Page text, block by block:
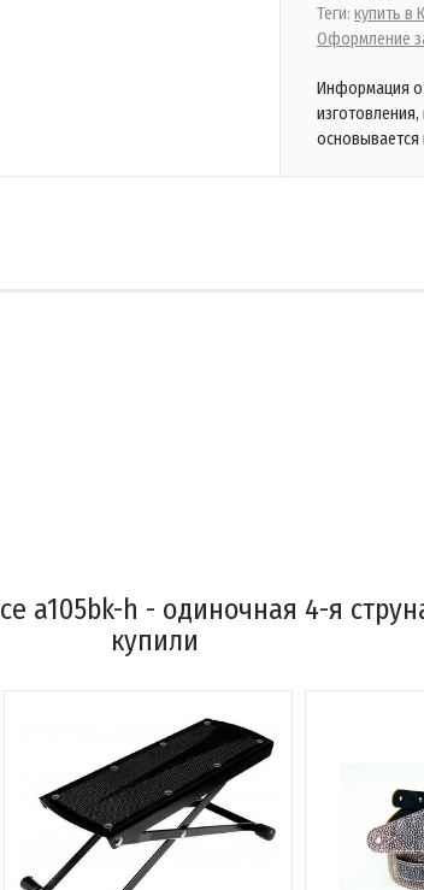
Теги: купить в
Оформление
Информация о
основывается
a105bk-h - одиночная 4-я
купили